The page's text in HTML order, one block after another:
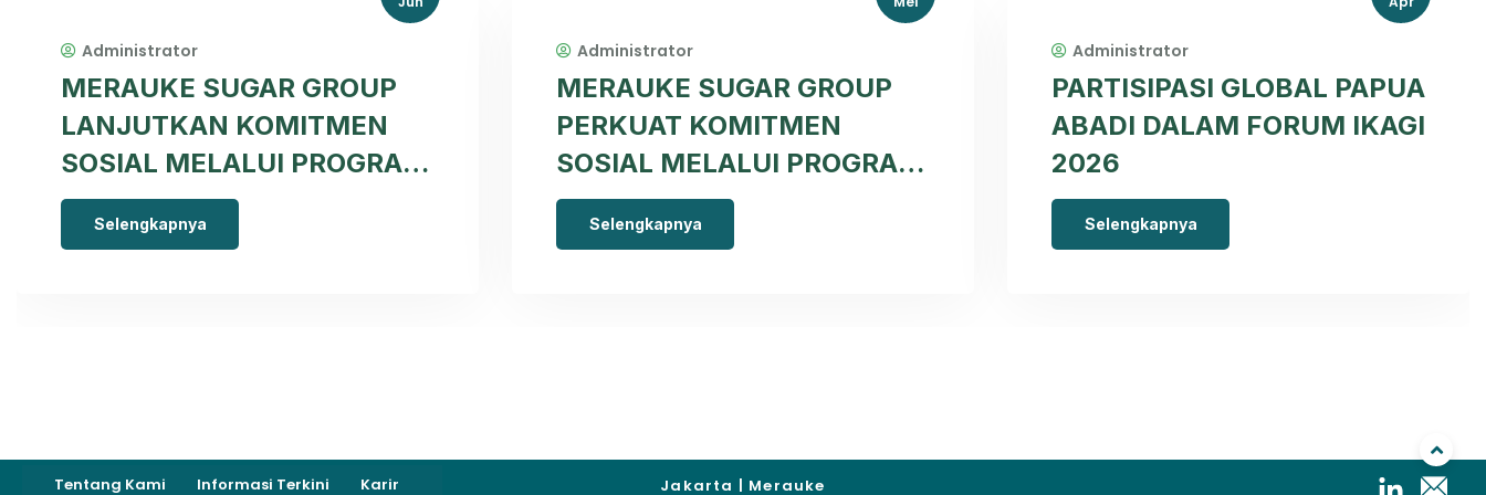
Administrator
MERAUKE SUGAR GROUP
LANJUTKAN KOMITMEN
SOSIAL MELALUI PROGRAM
PENDIDIKAN DAN
BANTUAN SOSIAL BAGI
Selengkapnya
Administrator
MERAUKE SUGAR GROUP
PERKUAT KOMITMEN
SOSIAL MELALUI PROGRAM
PENDIDIKAN DAN
KESEHATAN DI PAPUA
Selengkapnya
Administrator
PARTISIPASI GLOBAL PAPUA
ABADI DALAM FORUM IKAGI
2026
Selengkapnya
Tentang Kami Informasi Terkini Karir Jakarta | Merauke